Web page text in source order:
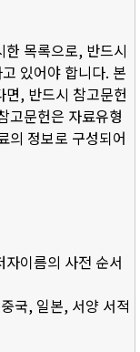
목록으로, 반드시
있어야 합니다. 본
, 반드시 참고문헌
고문헌은 자료유형
의 정보로 구성되어
이름의 사전 순서
국, 일본, 서양 서적